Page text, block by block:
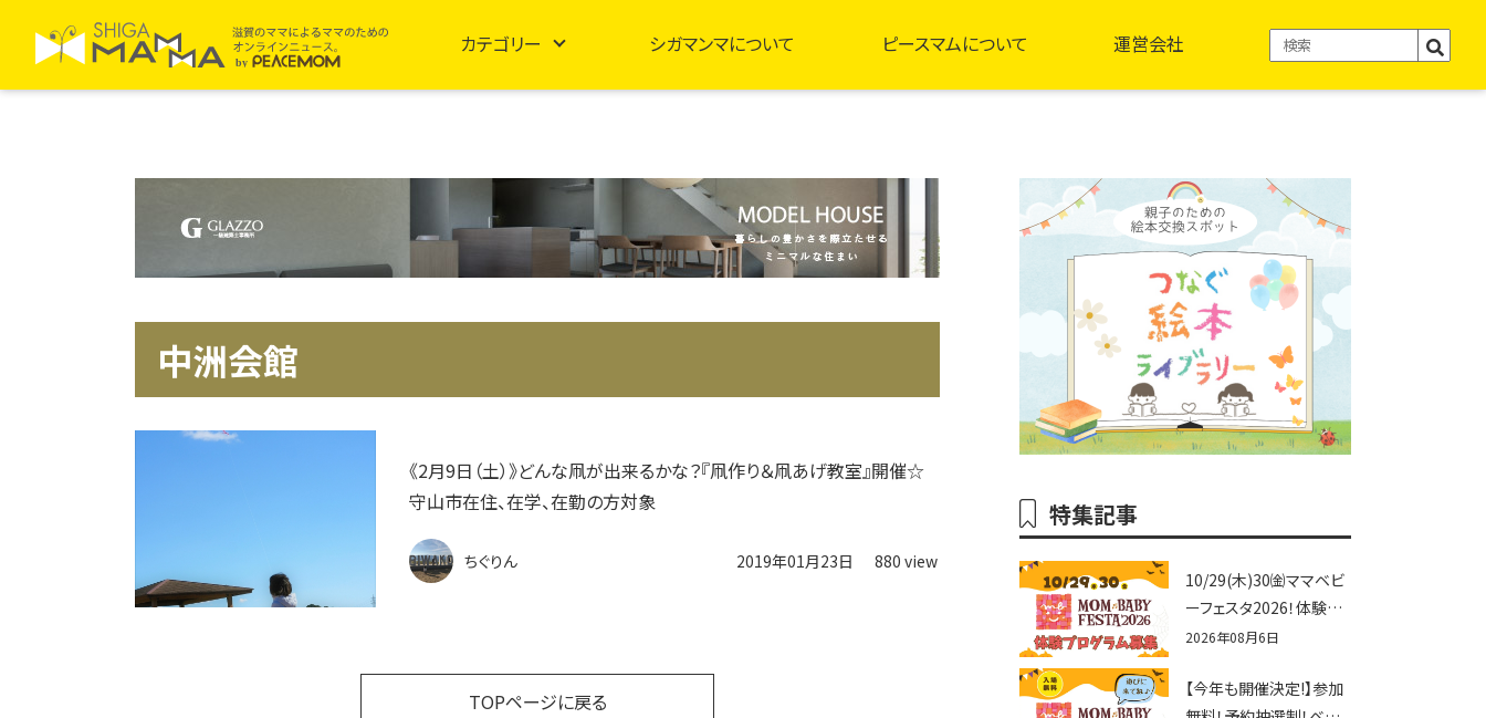
カテゴリー シガマンマについて ピースマムについて 運営会社
中洲会館
《2月9日（土）》どんな凧が出来るかな？『凧作り＆凧あげ教室』開催☆
守山市在住、在学、在勤の方対象
ちぐりん 2019年01月23日 880 view
TOPページに戻る
特集記事
10/29(木)30㈮ママベビ
ーフェスタ2026！体験プ
ログラム募集♪赤ちゃん
せんか？
2026年08月6日
【今年も開催決定!】参加